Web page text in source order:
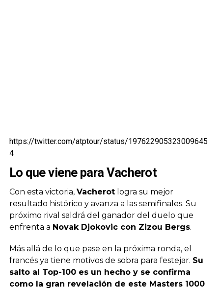
https://twitter.com/atptour/status/197622905323009645
4
Lo que viene para Vacherot
Con esta victoria, Vacherotlogra su mejor
resultado histórico y avanza a las semifinales. Su
próximo rival saldrá del ganador del duelo que
enfrenta a Novak Djokovic con Zizou Bergs.
Más allá de lo que pase en la próxima ronda, el
francés ya tiene motivos de sobra para festejar. Su
salto al Top-100 es un hecho y se confirma
como la gran revelación de este Masters 1000